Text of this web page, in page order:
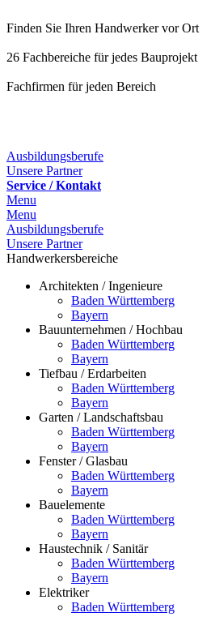
Finden Sie Ihren Handwerker vor Ort
26 Fachbereiche für jedes Bauprojekt
Fachfirmen für jeden Bereich
Ausbildungsberufe
Unsere Partner
Service / Kontakt
Menu
Menu
Ausbildungsberufe
Unsere Partner
Handwerkersbereiche
Architekten / Ingenieure
Baden Württemberg
Bayern
Bauunternehmen / Hochbau
Baden Württemberg
Bayern
Tiefbau / Erdarbeiten
Baden Württemberg
Bayern
Garten / Landschaftsbau
Baden Württemberg
Bayern
Fenster / Glasbau
Baden Württemberg
Bayern
Bauelemente
Baden Württemberg
Bayern
Haustechnik / Sanitär
Baden Württemberg
Bayern
Elektriker
Baden Württemberg